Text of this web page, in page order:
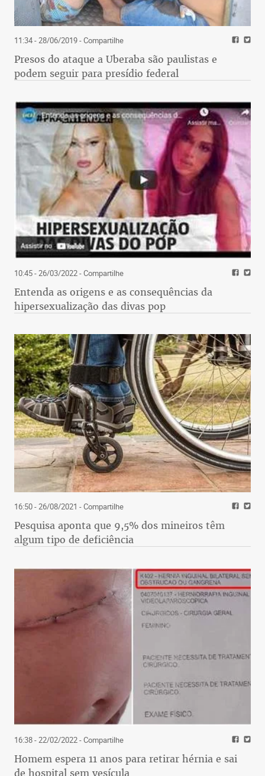
11:34 - 28/06/2019- Compartilhe
Presos do ataque a Uberaba são paulistas e
podem seguir para presídio federal
10:45 - 26/03/2022- Compartilhe
Entenda as origens e as consequências da
hipersexualização das divas pop
16:50 - 26/08/2021 - Compartilhe
Pesquisa aponta que 9,5% dos mineiros têm
algum tipo de deficiência
16:38 - 22/02/2022- Compartilhe
Homem espera 11 anos para retirar hérnia e sai
de hospital sem vesícula